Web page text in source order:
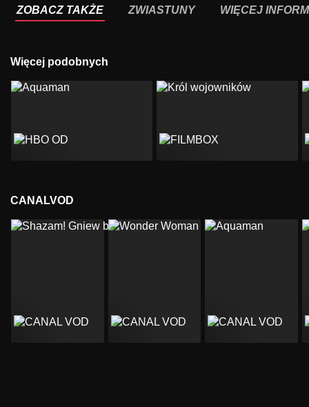
ZOBACZ TAKŻE ZWIASTUNY WIĘCEJ
Więcej podobnych
CANALVOD